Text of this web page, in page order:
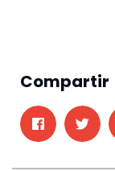
Compartir